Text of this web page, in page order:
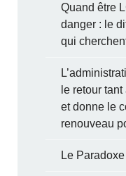
Quand être
danger : le
qui
le retour
et donne le
renouveau
Le